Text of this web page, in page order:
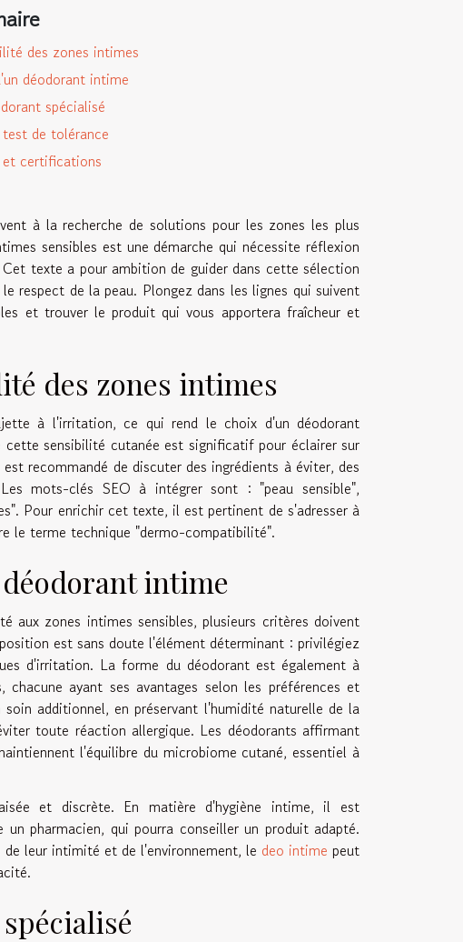
des zones intimes
déodorant intime
spécialisé
de tolérance
et certifications
à la recherche de solutions pour les zones les plus
sensibles est une démarche qui nécessite réflexion
texte a pour ambition de guider dans cette sélection
de la peau. Plongez dans les lignes qui suivent
et trouver le produit qui vous apportera fraîcheur et
des zones intimes
à l'irritation, ce qui rend le choix d'un déodorant
sensibilité cutanée est significatif pour éclairer sur
recommandé de discuter des ingrédients à éviter, des
mots-clés SEO à intégrer sont : "peau sensible",
Pour enrichir cet texte, il est pertinent de s'adresser à
le terme technique "dermo-compatibilité".
intime
aux zones intimes sensibles, plusieurs critères doivent
est sans doute l'élément déterminant : privilégiez
d'irritation. La forme du déodorant est également à
ayant ses avantages selon les préférences et
additionnel, en préservant l'humidité naturelle de la
toute réaction allergique. Les déodorants affirmant
l'équilibre du microbiome cutané, essentiel à
et discrète. En matière d'hygiène intime, il est
pharmacien, qui pourra conseiller un produit adapté.
leur intimité et de l'environnement, le deo intime peut